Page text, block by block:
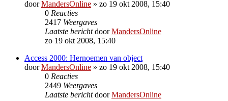
doorMandersOnline » zo 19 okt 2008, 15:40
0 Reacties
2417 Weergaves
Laatste berichtdoorMandersOnline
zo 19 okt 2008, 15:40
Access 2000: Hernoemen van object
doorMandersOnline » zo 19 okt 2008, 15:40
0 Reacties
2449 Weergaves
Laatste berichtdoorMandersOnline